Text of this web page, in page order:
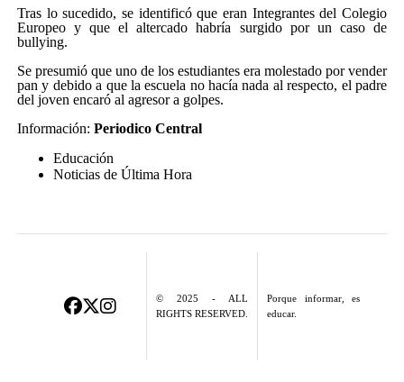
Tras lo sucedido, se identificó que eran Integrantes del Colegio
Europeo y que el altercado habría surgido por un caso de
bullying.
Se presumió que uno de los estudiantes era molestado por vender
pan y debido a que la escuela no hacía nada al respecto, el padre
del joven encaró al agresor a golpes.
Información: Periodico Central
Educación
Noticias de Última Hora
© 2025 - ALL
RIGHTS RESERVED.
Porque informar, es
educar.